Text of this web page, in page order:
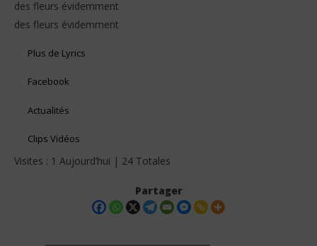
des fleurs évidemment
des fleurs évidemment
Plus de Lyrics
Facebook
Actualités
Clips Vidéos
Visites : 1 Aujourd’hui | 24 Totales
Partager